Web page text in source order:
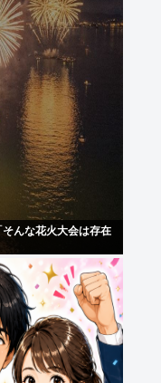
んな花火大会は存在